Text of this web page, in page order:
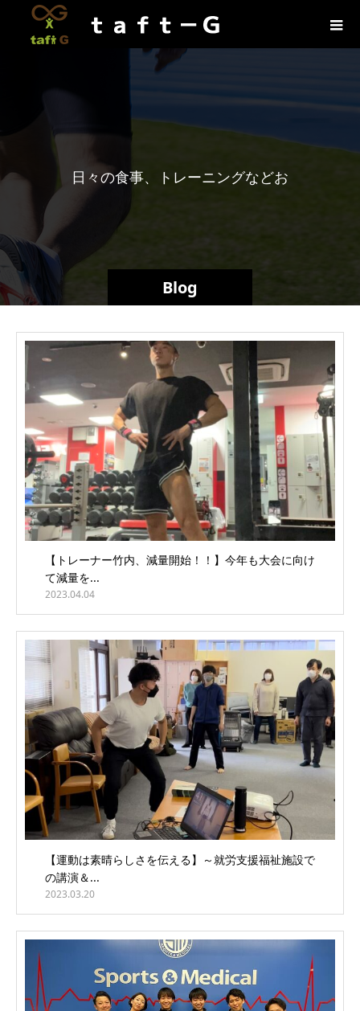
Blog
の 食 事、トレー ニ ングなどお役立ち
【トレーナー竹内、減量開始！！】今年も大会に向け
て減量を...
2023.04.04
【運動は素晴らしさを伝える】～就労支援福祉施設で
の講演＆...
2023.03.20